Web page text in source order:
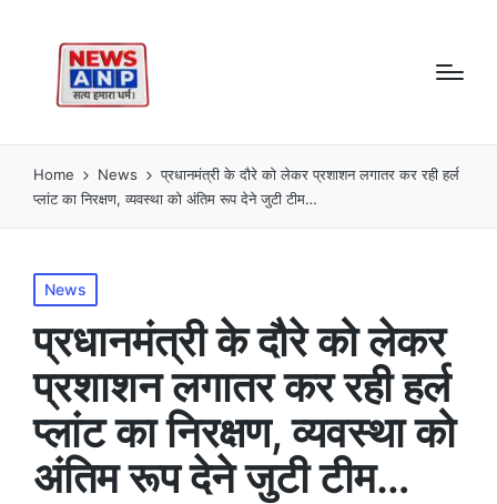
Home News
प्रधानमंत्री के दौरे को लेकर प्रशाशन लगातर कर रही हर्ल
प्लांट का निरक्षण, व्यवस्था को अंतिम रूप देने जुटी टीम…
Posted
in
News
प्रधानमंत्री के दौरे को लेकर
प्रशाशन लगातर कर रही हर्ल
प्लांट का निरक्षण, व्यवस्था को
अंतिम रूप देने जुटी टीम…